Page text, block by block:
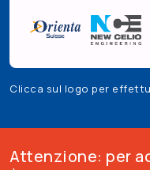
Clicca sul logo per
Attenzione: per